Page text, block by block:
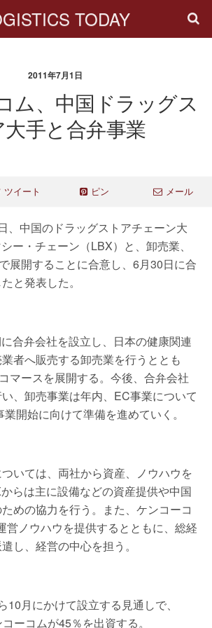
TODAY
2011年7月1日
ム、中国ドラッグス
大手と合弁事業
ツイート ピン メール
、中国のドラッグストアチェーン大
ー・チェーン（LBX）と、卸売業、
展開することに合意し、6月30日に合
と発表した。
合弁会社を設立し、日本の健康関連
者へ販売する卸売業を行うととも
マースを展開する。今後、合弁会社
、卸売事業は年内、EC事業について
開始に向けて準備を進めていく。
いては、両社から資産、ノウハウを
らは主に設備などの資産提供や中国
めの協力を行う。また、ケンコーコ
営ノウハウを提供するとともに、総経
し、経営の中心を担う。
10月にかけて設立する見通しで、
ーコムが45％を出資する。